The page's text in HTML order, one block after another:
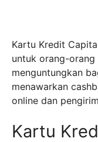
Kartu Kredit
untuk orang-
menguntungkan
menawarkan
online dan
Kartu